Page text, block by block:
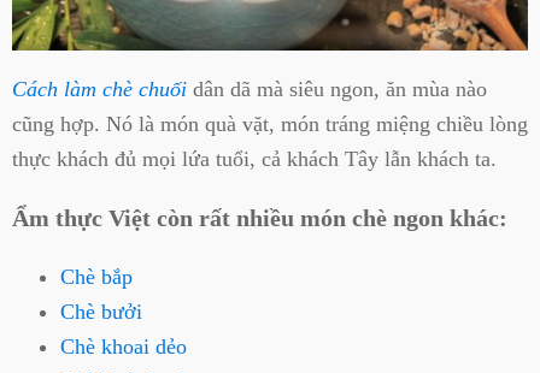
Cách làm chè chuối dân dã mà siêu ngon, ăn mùa nào
cũng hợp. Nó là món quà vặt, món tráng miệng chiều lòng
thực khách đủ mọi lứa tuổi, cả khách Tây lẫn khách ta.
Ẩm thực Việt còn rất nhiều món chè ngon khác:
Chè bắp
Chè bưởi
Chè khoai dẻo